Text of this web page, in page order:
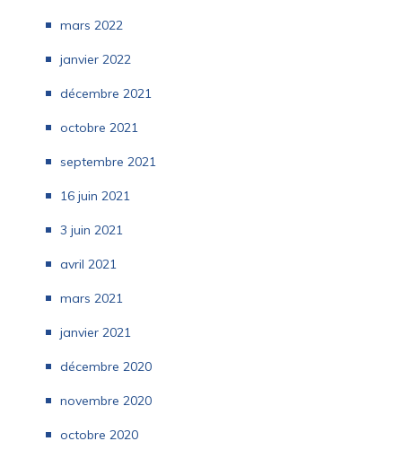
mars 2022
janvier 2022
décembre 2021
octobre 2021
septembre 2021
16 juin 2021
3 juin 2021
avril 2021
mars 2021
janvier 2021
décembre 2020
novembre 2020
octobre 2020